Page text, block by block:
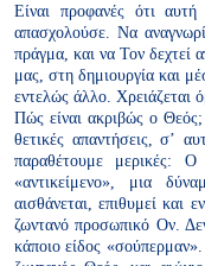
Είναι προφανές ότι
απασχολούσε. Να
πράγμα, και να Τον δεχτεί
μας, στη δημιουργία και
εντελώς άλλο. Χρειάζεται
Πώς είναι ακριβώς ο Θεός;
θετικές απαντήσεις, σ’
παραθέτουμε μερικές: Ο
«αντικείμενο», μια
αισθάνεται, επιθυμεί και
ζωντανό προσωπικό Ον.
κάποιο είδος